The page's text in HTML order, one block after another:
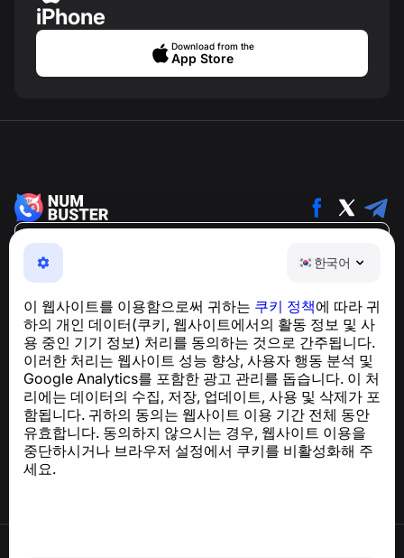
한국어
이 웹사이트를 이용함으로써 귀하는 쿠키 정책에 따라 귀
하의 개인 데이터(쿠키, 웹사이트에서의 활동 정보 및 사
용 중인 기기 정보) 처리를 동의하는 것으로 간주됩니다.
이러한 처리는 웹사이트 성능 향상, 사용자 행동 분석 및
Google Analytics를 포함한 광고 관리를 돕습니다. 이 처
리에는 데이터의 수집, 저장, 업데이트, 사용 및 삭제가 포
함됩니다. 귀하의 동의는 웹사이트 이용 기간 전체 동안
유효합니다. 동의하지 않으시는 경우, 웹사이트 이용을
중단하시거나 브라우저 설정에서 쿠키를 비활성화해 주
세요.
iPhone
Download from the
App Store
NumBuster © 2013—2026 ·
support@numbuster.com
하는 간편한 앱
GDPR 준수 관련 문의:support@numbuster.com
도움말 센터
뉴스 및 기사
프로젝트 소개
연락처